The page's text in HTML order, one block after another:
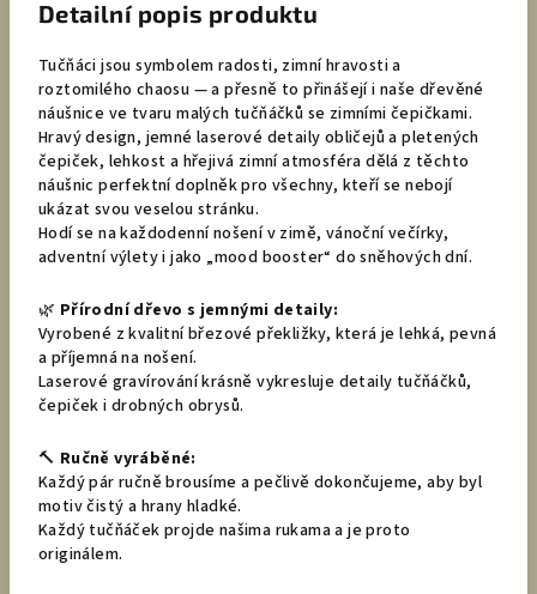
Detailní popis produktu
Tučňáci jsou symbolem radosti, zimní hravosti a
roztomilého chaosu — a přesně to přinášejí i naše dřevěné
náušnice ve tvaru malých tučňáčků se zimními čepičkami.
Hravý design, jemné laserové detaily obličejů a pletených
čepiček, lehkost a hřejivá zimní atmosféra dělá z těchto
náušnic perfektní doplněk pro všechny, kteří se nebojí
ukázat svou veselou stránku.
Hodí se na každodenní nošení v zimě, vánoční večírky,
adventní výlety i jako „mood booster“ do sněhových dní.
🌿 Přírodní dřevo s jemnými detaily:
Vyrobené z kvalitní březové překližky, která je lehká, pevná
a příjemná na nošení.
Laserové gravírování krásně vykresluje detaily tučňáčků,
čepiček i drobných obrysů.
🔨 Ručně vyráběné:
Každý pár ručně brousíme a pečlivě dokončujeme, aby byl
motiv čistý a hrany hladké.
Každý tučňáček projde našima rukama a je proto
originálem.